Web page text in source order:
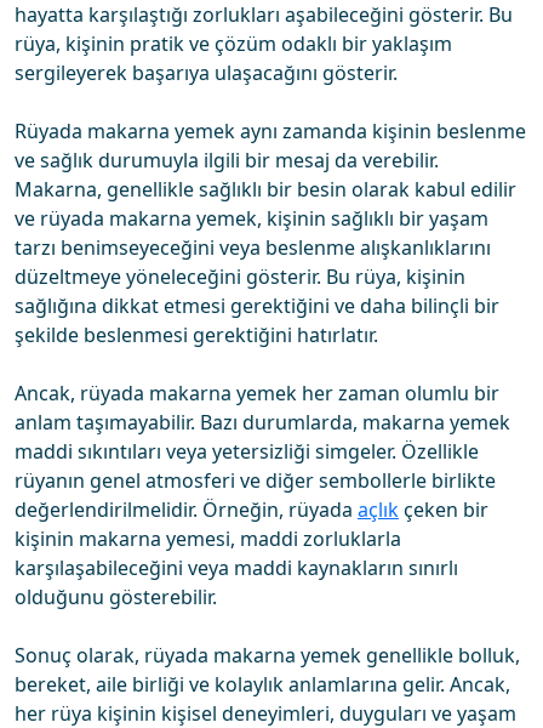
hayatta karşılaştığı zorlukları aşabileceğini gösterir. Bu
rüya, kişinin pratik ve çözüm odaklı bir yaklaşım
sergileyerek başarıya ulaşacağını gösterir.
Rüyada makarna yemek aynı zamanda kişinin beslenme
ve sağlık durumuyla ilgili bir mesaj da verebilir.
Makarna, genellikle sağlıklı bir besin olarak kabul edilir
ve rüyada makarna yemek, kişinin sağlıklı bir yaşam
tarzı benimseyeceğini veya beslenme alışkanlıklarını
düzeltmeye yöneleceğini gösterir. Bu rüya, kişinin
sağlığına dikkat etmesi gerektiğini ve daha bilinçli bir
şekilde beslenmesi gerektiğini hatırlatır.
Ancak, rüyada makarna yemek her zaman olumlu bir
anlam taşımayabilir. Bazı durumlarda, makarna yemek
maddi sıkıntıları veya yetersizliği simgeler. Özellikle
rüyanın genel atmosferi ve diğer sembollerle birlikte
değerlendirilmelidir. Örneğin, rüyada açlıkçeken bir
kişinin makarna yemesi, maddi zorluklarla
karşılaşabileceğini veya maddi kaynakların sınırlı
olduğunu gösterebilir.
Sonuç olarak, rüyada makarna yemek genellikle bolluk,
bereket, aile birliği ve kolaylık anlamlarına gelir. Ancak,
her rüya kişinin kişisel deneyimleri, duyguları ve yaşam